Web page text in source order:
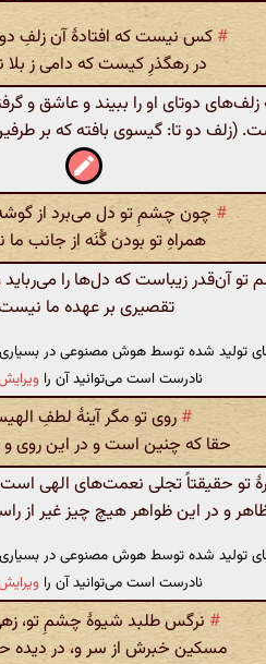
# کس نیست که افتادهٔ آن زلفِ
در رهگذرِ کیست که دامی ز
دوتای او را ببیند و عاشق و
دو تا‌: گیسوی بافته که بر
# چون چشمِ تو دل می‌برد از
همراهِ تو بودن گُنَه از جانب
زیباست که دل‌ها را می‌رباید
تقصیری بر عهده ما
تولید شده توسط هوش مصنوعی در بسیاری
نادرست است می‌توانید آن را
#روی تو مگر آینهٔ لطفِ
حقا که چنین است و در این روی
حقیقتاً تجلی نعمت‌های الهی
و در این ظواهر هیچ چیز غیر از
تولید شده توسط هوش مصنوعی در بسیاری
نادرست است می‌توانید آن را
# نرگس طلبد شیوهٔ چشمِ تو،
مسکین خبرش از سر و، در دیده